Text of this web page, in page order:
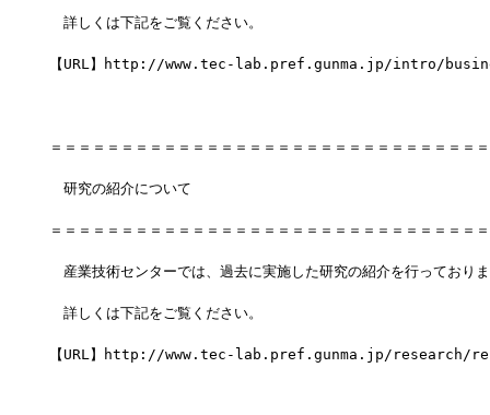
詳しくは下記をご覧ください。
【URL】http://www.tec-lab.pref.gunma.jp/intro/
＝＝＝＝＝＝＝＝＝＝＝＝＝＝＝＝＝＝＝＝＝＝＝＝＝＝＝＝＝＝
研究の紹介について
＝＝＝＝＝＝＝＝＝＝＝＝＝＝＝＝＝＝＝＝＝＝＝＝＝＝＝＝＝＝
産業技術センターでは、過去に実施した研究の紹介を行っており
詳しくは下記をご覧ください。
【URL】http://www.tec-lab.pref.gunma.jp/research/